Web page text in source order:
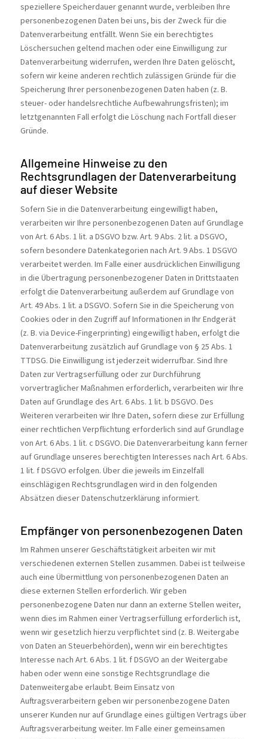
speziellere Speicherdauer genannt wurde, verbleiben Ihre
personenbezogenen Daten bei uns, bis der Zweck für die
Datenverarbeitung entfällt. Wenn Sie ein berechtigtes
Löschersuchen geltend machen oder eine Einwilligung zur
Datenverarbeitung widerrufen, werden Ihre Daten gelöscht,
sofern wir keine anderen rechtlich zulässigen Gründe für die
Speicherung Ihrer personenbezogenen Daten haben (z. B.
steuer- oder handelsrechtliche Aufbewahrungsfristen); im
letztgenannten Fall erfolgt die Löschung nach Fortfall dieser
Gründe.
Allgemeine Hinweise zu den
Rechtsgrundlagen der Datenverarbeitung
auf dieser Website
Sofern Sie in die Datenverarbeitung eingewilligt haben,
verarbeiten wir Ihre personenbezogenen Daten auf Grundlage
von Art. 6 Abs. 1 lit. a DSGVO bzw. Art. 9 Abs. 2 lit. a DSGVO,
sofern besondere Datenkategorien nach Art. 9 Abs. 1 DSGVO
verarbeitet werden. Im Falle einer ausdrücklichen Einwilligung
in die Übertragung personenbezogener Daten in Drittstaaten
erfolgt die Datenverarbeitung außerdem auf Grundlage von
Art. 49 Abs. 1 lit. a DSGVO. Sofern Sie in die Speicherung von
Cookies oder in den Zugriff auf Informationen in Ihr Endgerät
(z. B. via Device-Fingerprinting) eingewilligt haben, erfolgt die
Datenverarbeitung zusätzlich auf Grundlage von § 25 Abs. 1
TTDSG. Die Einwilligung ist jederzeit widerrufbar. Sind Ihre
Daten zur Vertragserfüllung oder zur Durchführung
vorvertraglicher Maßnahmen erforderlich, verarbeiten wir Ihre
Daten auf Grundlage des Art. 6 Abs. 1 lit. b DSGVO. Des
Weiteren verarbeiten wir Ihre Daten, sofern diese zur Erfüllung
einer rechtlichen Verpflichtung erforderlich sind auf Grundlage
von Art. 6 Abs. 1 lit. c DSGVO. Die Datenverarbeitung kann ferner
auf Grundlage unseres berechtigten Interesses nach Art. 6 Abs.
1 lit. f DSGVO erfolgen. Über die jeweils im Einzelfall
einschlägigen Rechtsgrundlagen wird in den folgenden
Absätzen dieser Datenschutzerklärung informiert.
Empfänger von personenbezogenen Daten
Im Rahmen unserer Geschäftstätigkeit arbeiten wir mit
verschiedenen externen Stellen zusammen. Dabei ist teilweise
auch eine Übermittlung von personenbezogenen Daten an
diese externen Stellen erforderlich. Wir geben
personenbezogene Daten nur dann an externe Stellen weiter,
wenn dies im Rahmen einer Vertragserfüllung erforderlich ist,
wenn wir gesetzlich hierzu verpflichtet sind (z. B. Weitergabe
von Daten an Steuerbehörden), wenn wir ein berechtigtes
Interesse nach Art. 6 Abs. 1 lit. f DSGVO an der Weitergabe
haben oder wenn eine sonstige Rechtsgrundlage die
Datenweitergabe erlaubt. Beim Einsatz von
Auftragsverarbeitern geben wir personenbezogene Daten
unserer Kunden nur auf Grundlage eines gültigen Vertrags über
Auftragsverarbeitung weiter. Im Falle einer gemeinsamen